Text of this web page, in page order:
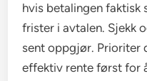
hvis betalingen faktisk
frister i avtalen. Sjekk
sent oppgjør. Prioriter
effektiv rente først for